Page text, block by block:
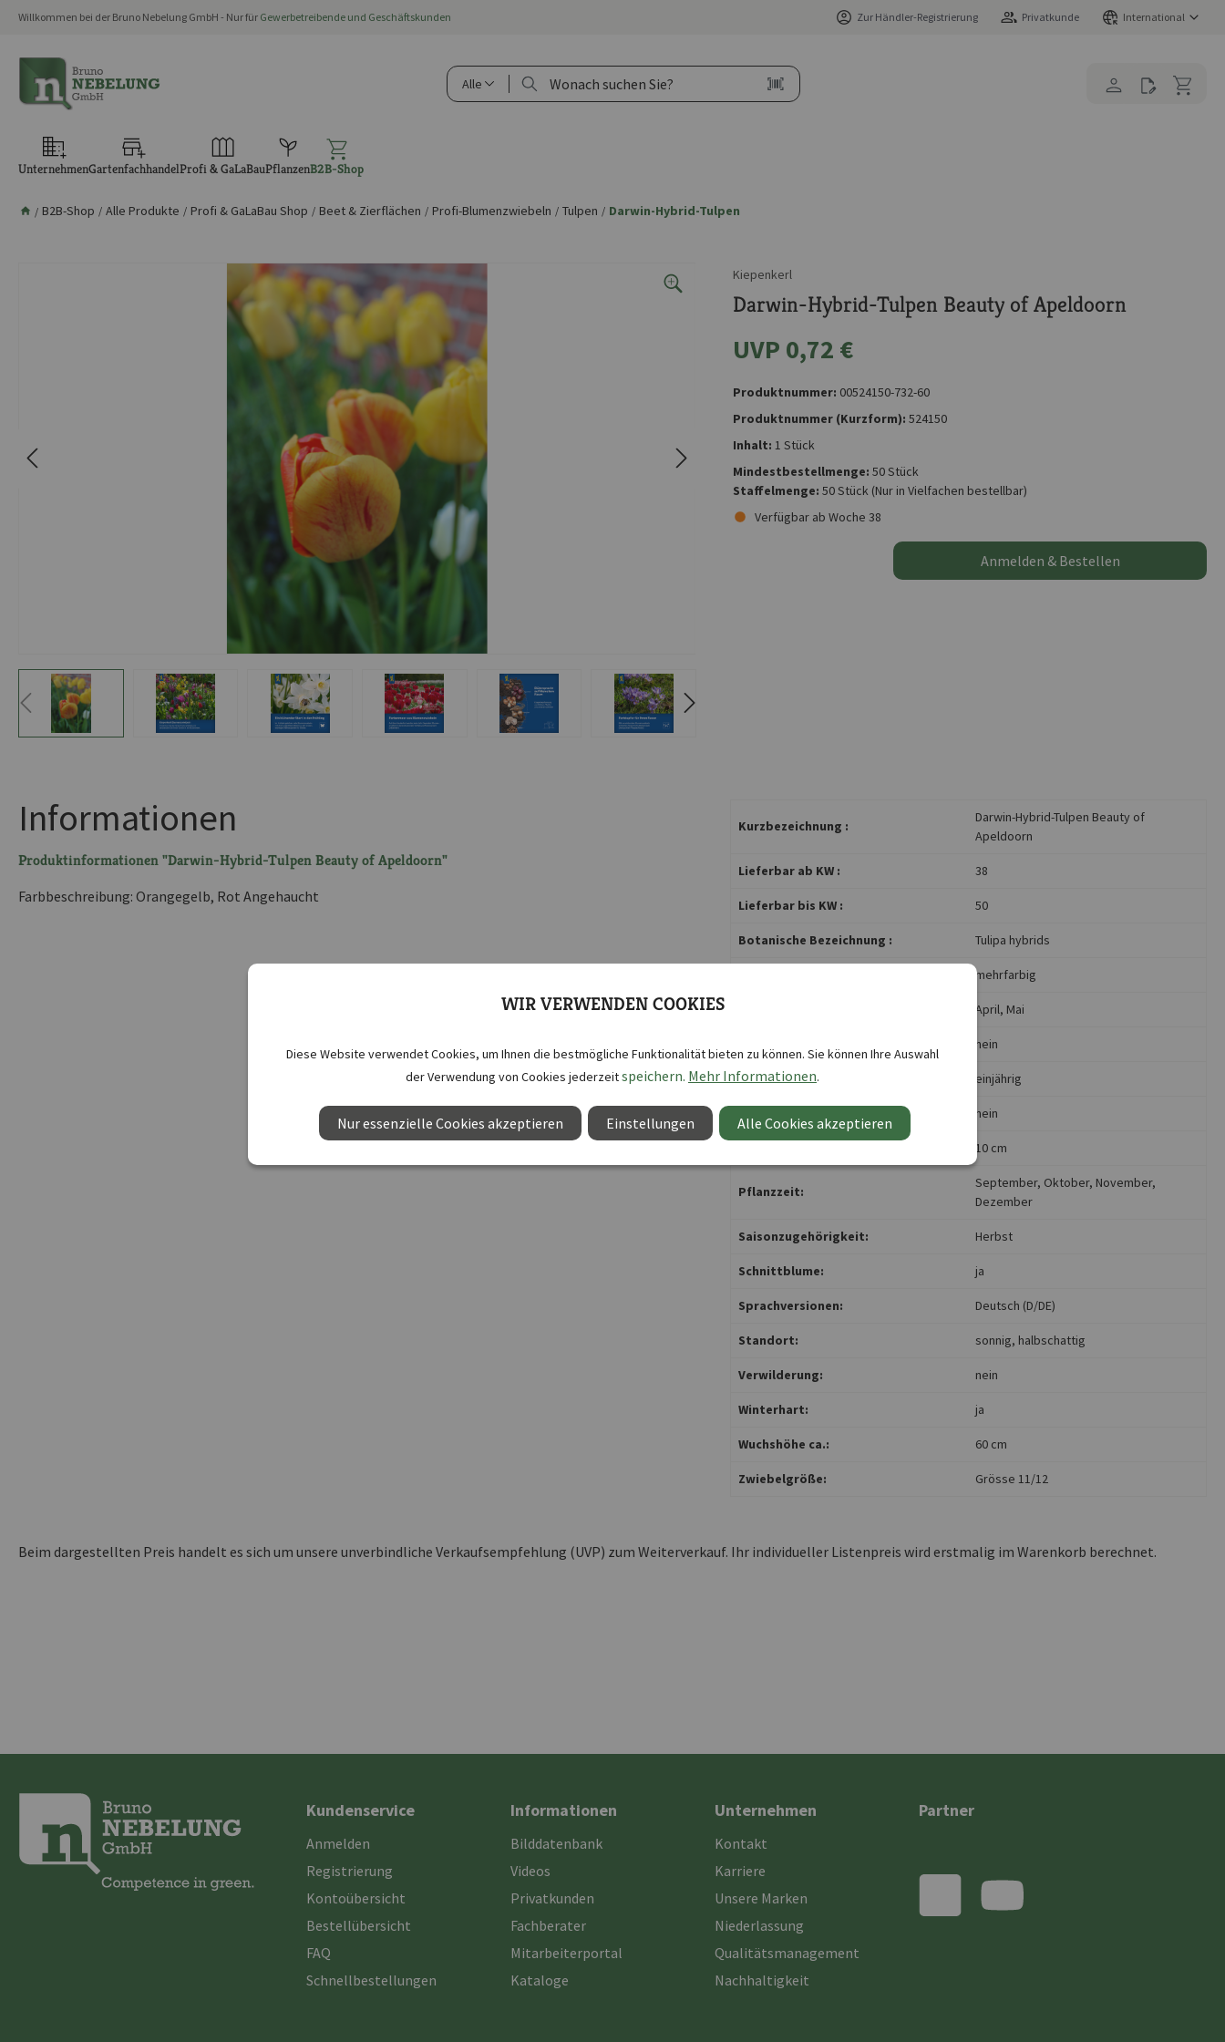
Zur Hauptnavigation springen
Willkommen bei der Bruno Nebelung GmbH - Nur für Gewerbetreibende und Geschäftskunden Zur Händler-Registrierung Privatkunde International
UnternehmenGartenfachhandelProfi & GaLaBauPflanzenB2B-Shop
Alle
/ B2B-Shop / Alle Produkte / Profi & GaLaBau Shop / Beet & Zierflächen / Profi-Blumenzwiebeln / Tulpen / Darwin-Hybrid-Tulpen
Kiepenkerl
Darwin-Hybrid-Tulpen Beauty of Apeldoorn
UVP 0,72 €
Produktnummer: 00524150-732-60
Produktnummer (Kurzform): 524150
Inhalt: 1 Stück
Mindestbestellmenge: 50 Stück
Staffelmenge: 50 Stück (Nur in Vielfachen bestellbar)
Verfügbar ab Woche 38
Anmelden & Bestellen
Informationen
Produktinformationen "Darwin-Hybrid-Tulpen Beauty of Apeldoorn"
Farbbeschreibung: Orangegelb, Rot Angehaucht
Kurzbezeichnung :
Darwin-Hybrid-Tulpen Beauty of
Apeldoorn
Lieferbar ab KW : 38
Lieferbar bis KW : 50
Botanische Bezeichnung : Tulipa hybrids
mehrfarbig
April, Mai
nein
Lebensdauer: einjährig
nein
10 cm
Pflanzzeit:
September, Oktober, November,
Dezember
Saisonzugehörigkeit: Herbst
Schnittblume: ja
Sprachversionen: Deutsch (D/DE)
Standort: sonnig, halbschattig
Verwilderung: nein
Winterhart: ja
Wuchshöhe ca.: 60 cm
Zwiebelgröße: Grösse 11/12
Beim dargestellten Preis handelt es sich um unsere unverbindliche Verkaufsempfehlung (UVP) zum Weiterverkauf. Ihr individueller Listenpreis wird erstmalig im Warenkorb berechnet.
Kundenservice
Anmelden
Registrierung
Kontoübersicht
Bestellübersicht
FAQ
Schnellbestellungen
Informationen
Bilddatenbank
Videos
Privatkunden
Fachberater
Mitarbeiterportal
Kataloge
Unternehmen
Kontakt
Karriere
Unsere Marken
Niederlassung
Qualitätsmanagement
Nachhaltigkeit
Partner
WIR VERWENDEN COOKIES
Diese Website verwendet Cookies, um Ihnen die bestmögliche Funktionalität bieten zu können. Sie können Ihre Auswahl
der Verwendung von Cookies jederzeitspeichern. Mehr Informationen.
Nur essenzielle Cookies akzeptieren Einstellungen Alle Cookies akzeptieren